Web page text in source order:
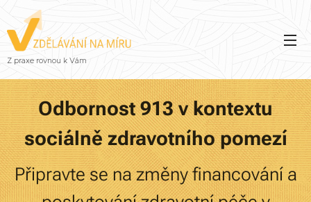
Z praxe rovnou k Vám
Odbornost 913 v kontextu
sociálně zdravotního pomezí
Připravte se na změny financování a